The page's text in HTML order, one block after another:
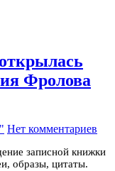
Фролова
Нет комментариев
записной книжки
образы, цитаты.